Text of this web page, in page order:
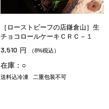
［ローストビーフの店鎌倉山］生
チョコロールケーキＣＲＣ－１
3,510 円 （8%税込）
在庫：○
送料込冷凍 二重包装不可